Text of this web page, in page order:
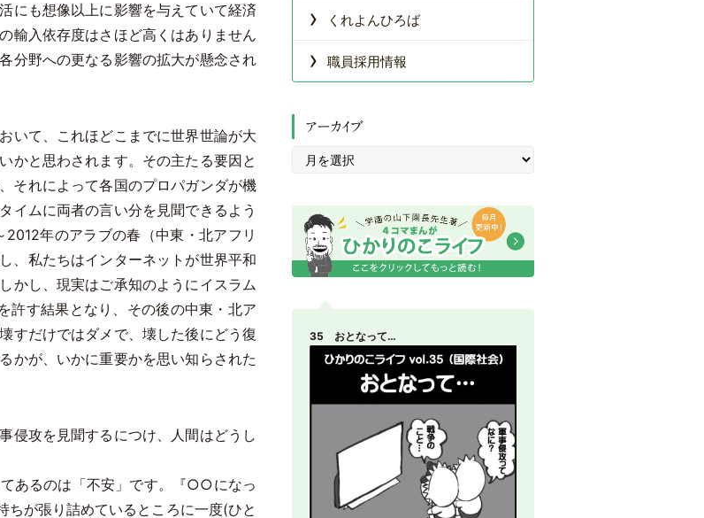
にも想像以上に影響を与えていて経済
輸入依存度はさほど高くはありません
分野への更なる影響の拡大が懸念され
いて、これほどこまでに世界世論が大
かと思わされます。その主たる要因と
それによって各国のプロパガンダが機
イムに両者の言い分を見聞できるよう
年のアラブの春（中東・北アフリ
、私たちはインターネットが世界平和
かし、現実はご承知のようにイスラム
許す結果となり、その後の中東・北ア
すだけではダメで、壊した後にどう復
かが、いかに重要かを思い知らされた
侵攻を見聞するにつけ、人間はどうし
あるのは「不安」です。『○○になっ
が張り詰めているところに一度(ひと
› くれよんひろば
› 職員採用情報
アーカイブ
35 おとなって…